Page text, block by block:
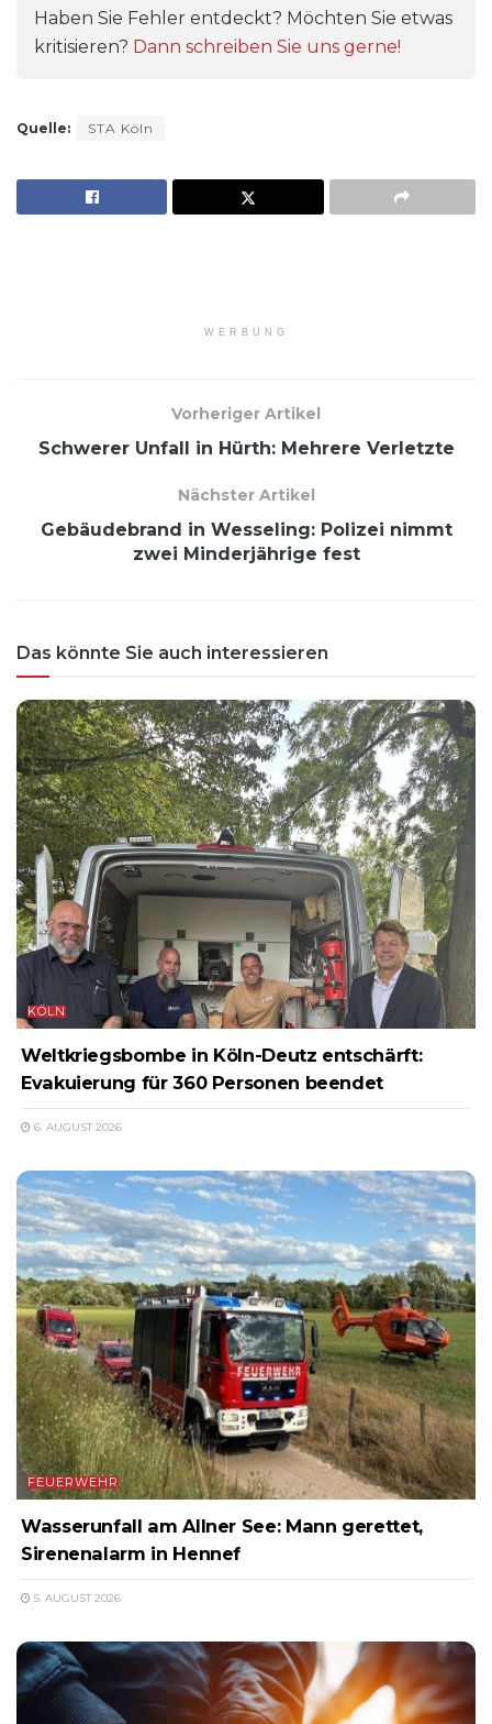
Haben Sie Fehler entdeckt? Möchten Sie etwas
kritisieren? Dann schreiben Sie uns gerne!
Quelle: STA Köln
WERBUNG
Vorheriger Artikel
Schwerer Unfall in Hürth: Mehrere Verletzte
Nächster Artikel
Gebäudebrand in Wesseling: Polizei nimmt
zwei Minderjährige fest
Das könnte Sie auch interessieren
KÖLN
Weltkriegsbombe in Köln-Deutz entschärft:
Evakuierung für 360 Personen beendet
6. AUGUST 2026
FEUERWEHR
Wasserunfall am Allner See: Mann gerettet,
Sirenenalarm in Hennef
5. AUGUST 2026